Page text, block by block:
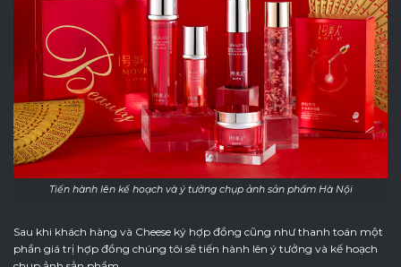
Tiến hành lên kế hoạch và ý tưởng chụp ảnh sản phẩm Hà Nội
Sau khi khách hàng và Cheese ký hợp đồng cũng như thanh toán một
phần giá trị hợp đồng chúng tôi sẽ tiến hành lên ý tưởng và kế hoạch